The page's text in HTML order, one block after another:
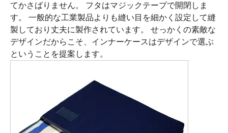
てかさばりません。 フタはマジックテープで開閉しま
す。 一般的な工業製品よりも縫い目を細かく設定して縫
製しており丈夫に製作されています。 せっかくの素敵な
デザインだからこそ、インナーケースはデザインで選ぶ
ということを提案します。